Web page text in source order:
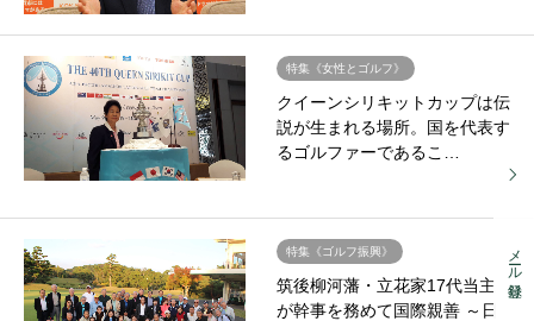
特集《女性とゴルフ》
クイーンシリキットカップは伝
説が生まれる場所。国を代表す
るゴルファーであるこ…
特集《ゴルフ振興》
筑後柳河藩・立花家17代当主
が幹事を務めて国際親善 ～日
メール登録